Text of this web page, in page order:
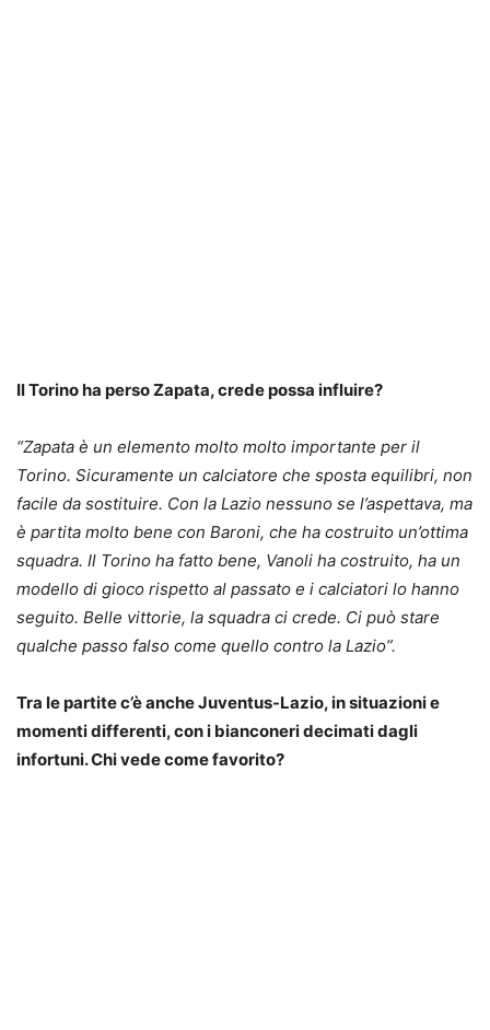
Il Torino ha perso Zapata, crede possa influire?
“Zapata è un elemento molto molto importante per il
Torino. Sicuramente un calciatore che sposta equilibri, non
facile da sostituire. Con la Lazio nessuno se l’aspettava, ma
è partita molto bene con Baroni, che ha costruito un’ottima
squadra. Il Torino ha fatto bene, Vanoli ha costruito, ha un
modello di gioco rispetto al passato e i calciatori lo hanno
seguito. Belle vittorie, la squadra ci crede. Ci può stare
qualche passo falso come quello contro la Lazio”.
Tra le partite c’è anche Juventus-Lazio, in situazioni e
momenti differenti, con i bianconeri decimati dagli
infortuni. Chi vede come favorito?